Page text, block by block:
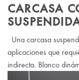
CARCASA
Una carcasa
aplicaciones que
indirecta. Blanco